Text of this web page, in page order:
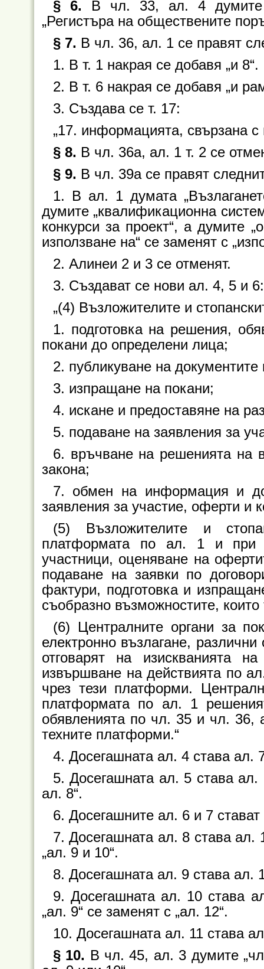
§ 6. В чл. 33, ал. 4 думите
„Регистъра на обществените
§ 7. В чл. 36, ал. 1 се правят
1. В т. 1 накрая се добавя „и 8“.
2. В т. 6 накрая се добавя „и
3. Създава се т. 17:
„17. информацията, свързана с
§ 8. В чл. 36а, ал. 1 т. 2 се
§ 9. В чл. 39а се правят
1. В ал. 1 думата
думите „квалификационна
конкурси за проект“, а думите
използване на“ се заменят с
2. Алинеи 2 и 3 се отменят.
3. Създават се нови ал. 4, 5 и 6:
„(4) Възложителите и
1. подготовка на решения,
покани до определени лица;
2. публикуване на
3. изпращане на покани;
4. искане и предоставяне на
5. подаване на заявления за
6. връчване на решенията на
закона;
7. обмен на информация и
заявления за участие, оферти и
(5) Възложителите и
платформата по ал. 1 и при
участници, оценяване на
подаване на заявки по
фактури, подготовка и
съобразно възможностите, които
(6) Централните органи за
електронно възлагане,
отговарят на изискванията
извършване на действията по
чрез тези платформи.
платформата по ал. 1
обявленията по чл. 35 и чл. 36,
техните платформи.“
4. Досегашната ал. 4 става ал.
5. Досегашната ал. 5 става
ал. 8“.
6. Досегашните ал. 6 и 7
7. Досегашната ал. 8 става ал.
„ал. 9 и 10“.
8. Досегашната ал. 9 става ал.
9. Досегашната ал. 10 става
„ал. 9“ се заменят с „ал. 12“.
10. Досегашната ал. 11 става
§ 10. В чл. 45, ал. 3 думите